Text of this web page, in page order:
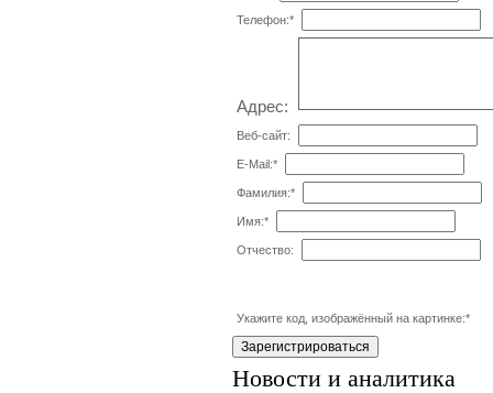
Телефон:*
Адрес:
Веб-сайт:
E-Mail:*
Фамилия:*
Имя:*
Отчество:
Укажите код, изображённый на картинке:*
Новости и аналитика